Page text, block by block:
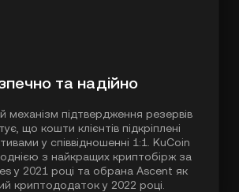
та надійно
механізм підтвердження резервів
що кошти клієнтів підкріплені
у співвідношенні 1:1. KuCoin
з найкращих криптобірж за
у 2021 році та обрана Ascent як
криптододаток у 2022 році.